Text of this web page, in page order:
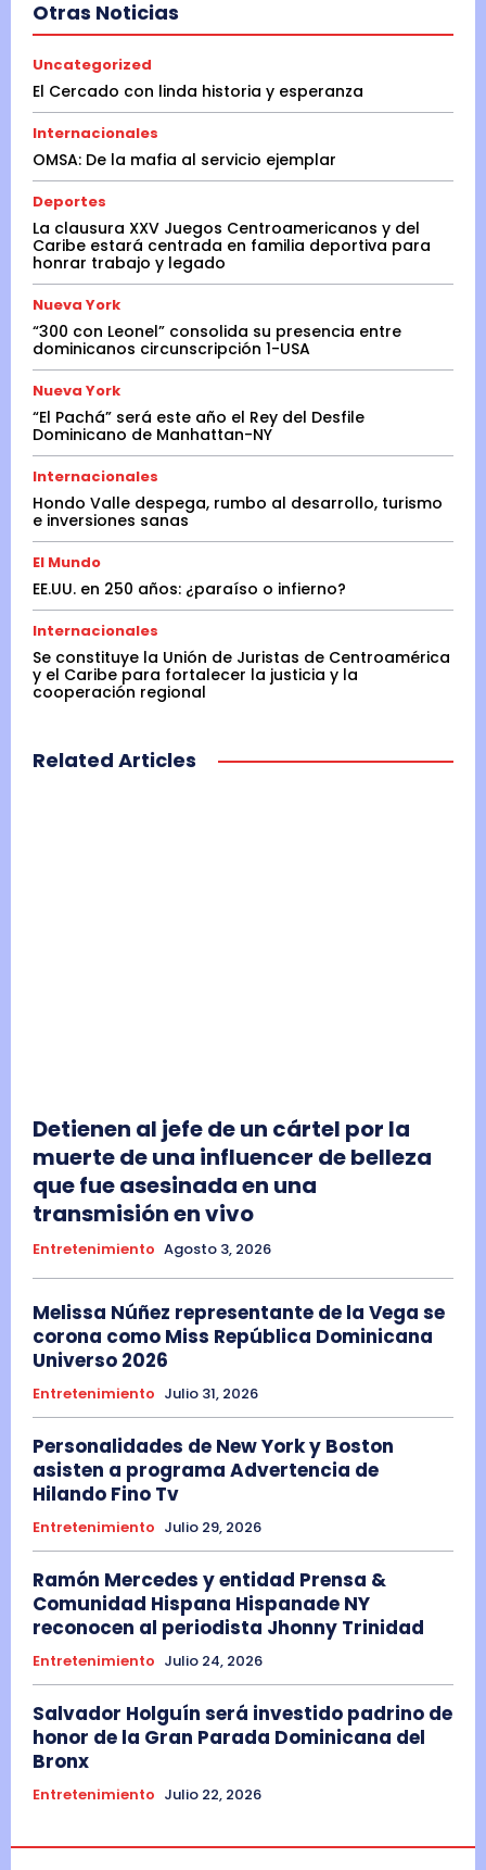
Otras Noticias
Uncategorized
El Cercado con linda historia y esperanza
Internacionales
OMSA: De la mafia al servicio ejemplar
Deportes
La clausura XXV Juegos Centroamericanos y del
Caribe estará centrada en familia deportiva para
honrar trabajo y legado
Nueva York
“300 con Leonel” consolida su presencia entre
dominicanos circunscripción 1-USA
Nueva York
“El Pachá” será este año el Rey del Desfile
Dominicano de Manhattan-NY
Internacionales
Hondo Valle despega, rumbo al desarrollo, turismo
e inversiones sanas
El Mundo
EE.UU. en 250 años: ¿paraíso o infierno?
Internacionales
Se constituye la Unión de Juristas de Centroamérica
y el Caribe para fortalecer la justicia y la
cooperación regional
Related Articles
Detienen al jefe de un cártel por la
muerte de una influencer de belleza
que fue asesinada en una
transmisión en vivo
Entretenimiento Agosto 3, 2026
Melissa Núñez representante de la Vega se
corona como Miss República Dominicana
Universo 2026
Entretenimiento Julio 31, 2026
Personalidades de New York y Boston
asisten a programa Advertencia de
Hilando Fino Tv
Entretenimiento Julio 29, 2026
Ramón Mercedes y entidad Prensa &
Comunidad Hispana Hispanade NY
reconocen al periodista Jhonny Trinidad
Entretenimiento Julio 24, 2026
Salvador Holguín será investido padrino de
honor de la Gran Parada Dominicana del
Bronx
Entretenimiento Julio 22, 2026